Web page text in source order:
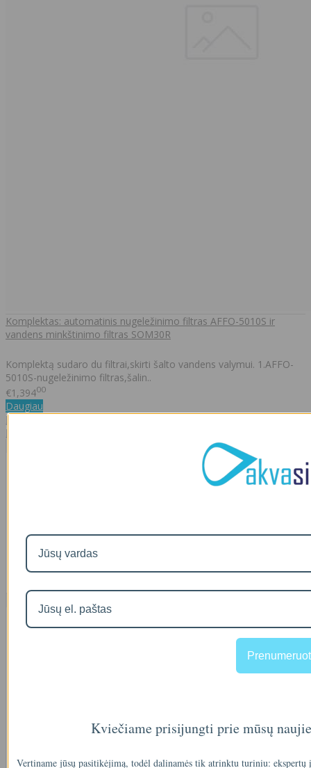
Komplektas: automatinis nugeležinimo filtras AFFO-5010S ir
vandens minkštinimo filtras SOM30R
Komplektą sudaro du filtrai,skirti šalto vandens valymui. 1.AFFO-
5010S-nugeležinimo filtras,šalin..
€1,39400
Daugiau
Į palyginimą
Į norų sąrašą
€79500
Kviečiame prisijungti prie mūsų
Vertiname jūsų pasitikėjimą, todėl dalinamės tik atrinktu turiniu: